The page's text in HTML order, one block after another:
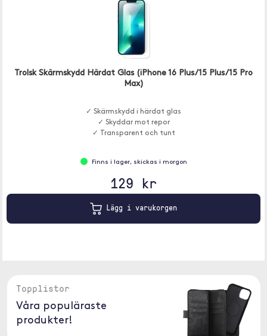
Trolsk Skärmskydd Härdat Glas (iPhone 16 Plus/15 Plus/15 Pro
Max)
✓ Skärmskydd i härdat glas
✓ Skyddar mot repor
✓ Transparent och tunt
Finns i lager, skickas i morgon
129 kr
Lägg i varukorgen
Topplistor
Våra populäraste
produkter!